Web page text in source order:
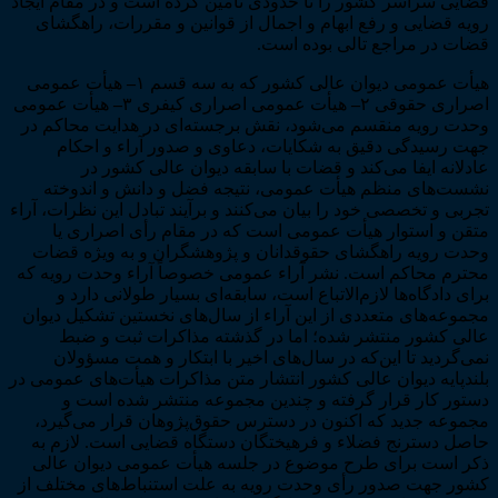
عدد
رویه قضایی و رفع ابهام و اجمال از قوانین و مقررات، راهگشای
قضات در مراجع تالی بوده است.
هیأت عمومی دیوان عالی کشور که به سه قسم ۱ – هیأت عمومی
اصراری حقوقی ۲
– هیأت عمومی اصراری کیفری ۳ – هیأت عمومی
وحدت رویه منقسم می‌شود، نقش برجسته‌ای در هدایت محاکم در
جهت رسیدگی دقیق به شکایات، دعاوی و صدور آراء و احکام
عادلانه ایفا می‌کند و قضات با سابقه دیوان عالی کشور در
نشست‌های منظم هیأت عمومی، نتیجه فضل و دانش و اندوخته
تجربی و تخصصی خود را بیان می‌کنند و برآیند تبادل این نظرات، آراء
متقن و استوار هیأت عمومی است که در مقام رأی اصراری یا
وحدت رویه راهگشای حقوقدانان و پژوهشگران و به ویژه قضات
محترم محاکم است. نشر آراء عمومی خصوصاً آراء وحدت رویه که
برای دادگاه‌ها لازم‌الاتباع است، سابقه‌ای بسیار طولانی دارد و
مجموعه‌های متعددی از این آراء از سال‌های نخستین تشکیل دیوان
عالی کشور منتشر شده؛ اما در گذشته مذاکرات ثبت و ضبط
نمی‌گردید تا این‌که در سال‌های اخیر با ابتکار و همت مسؤولان
بلندپایه دیوان عالی کشور انتشار متن مذاکرات هیأت‌های عمومی در
دستور کار قرار گرفته و چندین مجموعه منتشر شده است و
مجموعه جدید که اکنون در دسترس حقوق‌پژوهان قرار می‌گیرد،
حاصل دسترنج فضلاء و فرهیختگان دستگاه قضایی است. لازم به
ذکر است برای طرح موضوع در جلسه هیأت عمومی دیوان عالی
کشور جهت صدور رأی وحدت رویه به علت استنباط‌های مختلف از